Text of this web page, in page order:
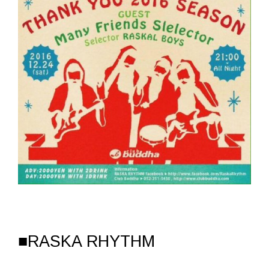
■RASKA RHYTHM